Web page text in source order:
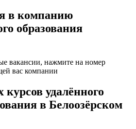
в компанию
образования
вакансии, нажмите на номер
вас компании
курсов удалённого
в Белоозёрском